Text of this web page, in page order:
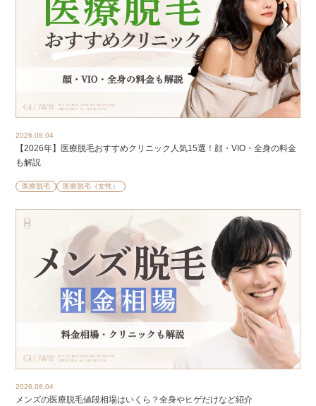
2026.08.04
【2026年】医療脱毛おすすめクリニック人気15選！顔・VIO・全身の料金
も解説
医療脱毛 医療脱毛（女性）
2026.08.04
メンズの医療脱毛値段相場はいくら？全身やヒゲだけなど紹介